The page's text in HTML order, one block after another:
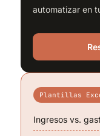
automatizar en
Plantillas
Ingresos vs.